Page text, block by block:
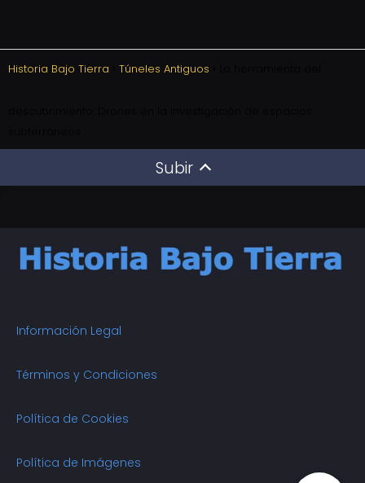
Historia Bajo Tierra Túneles Antiguos
Subir
Información Legal
Términos y Condiciones
Política de Cookies
Política de Imágenes